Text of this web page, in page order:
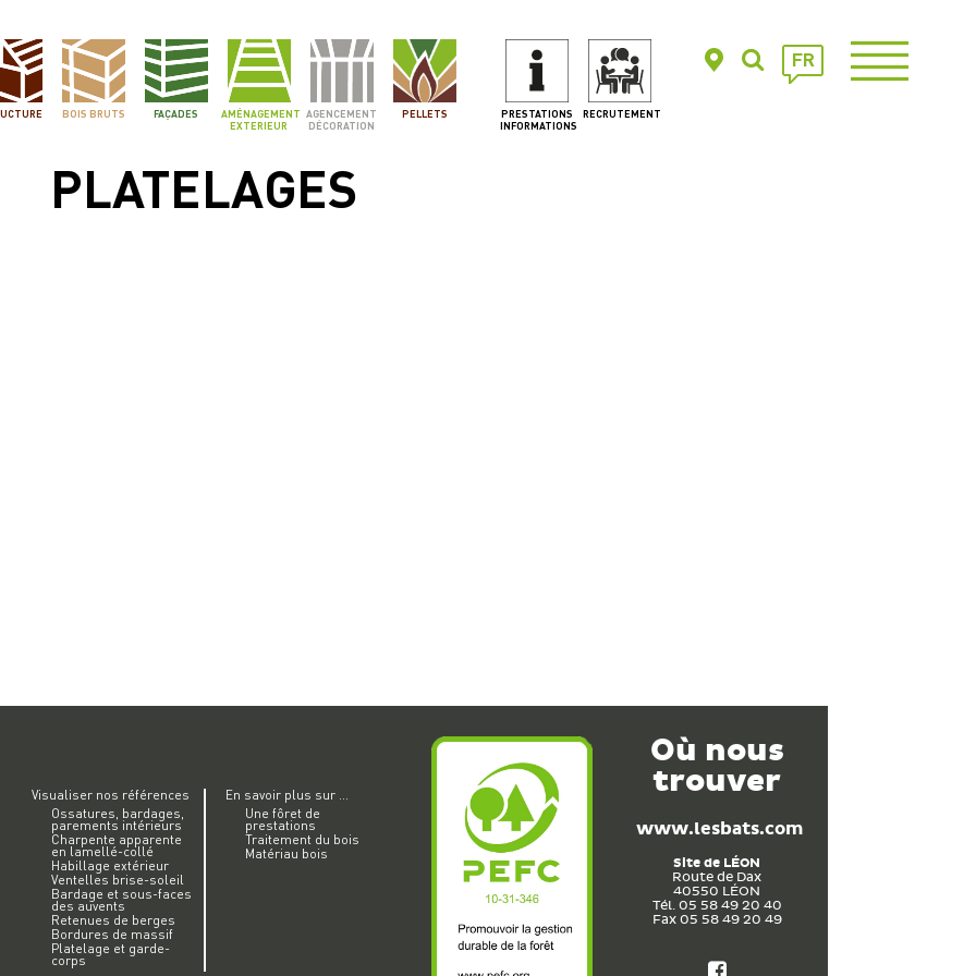
FR
BOIS BRUTS FAÇADES
AMÉNAGEMENT
EXTERIEUR
AGENCEMENT
DÉCORATION
PELLETS
PRESTATIONS
INFORMATIONS
RECRUTEMENT
PLATELAGES
Visualiser nos références
Ossatures, bardages,
parements intérieurs
Charpente apparente
en lamellé-collé
Habillage extérieur
Ventelles brise-soleil
Bardage et sous-faces
des auvents
Retenues de berges
Bordures de massif
Platelage et garde-
corps
En savoir plus sur ...
Une fôret de
prestations
Traitement du bois
Matériau bois
Où nous
trouver
www.lesbats.com
Site de LÉON
Route de Dax
40550 LÉON
Tél. 05 58 49 20 40
Fax 05 58 49 20 49